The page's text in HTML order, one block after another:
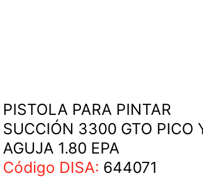
PISTOLA PARA PINTAR
SUCCIÓN 3300 GTO PICO
AGUJA 1.80 EPA
Código DISA: 644071